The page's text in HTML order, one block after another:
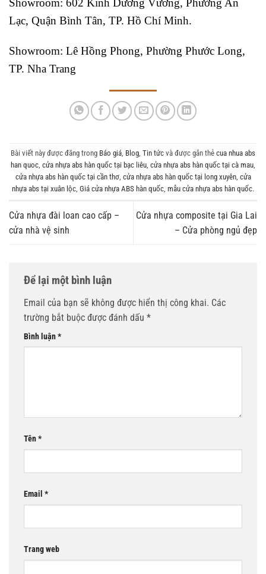
Showroom: 602 Kinh Dương Vương, Phường An
Lạc, Quận Bình Tân, TP. Hồ Chí Minh.
Showroom: Lê Hồng Phong, Phường Phước Long,
TP. Nha Trang
Bài viết này được đăng trong Báo giá Blog Tin tức và được gắn thẻ cua nhua abs
han quoc cửa nhựa abs hàn quốc tại bạc liêu cửa nhựa abs hàn quốc tại cà mau
cửa nhựa abs hàn quốc tại cần thơ, cửa nhựa abs hàn quốc tại long xuyên, cửa
nhựa abs tại xuân lộc Giá cửa nhựa ABS hàn quốc mẫu cửa nhựa abs hàn quốc.
Cửa nhựa đài loan cao cấp –
cửa nhà vệ sinh
Cửa nhựa composite tại Gia Lai
– Cửa phòng ngủ đẹp
Để lại một bình luận
Email của bạn sẽ không được hiển thị công khai. Các
trường bắt buộc được đánh dấu *
Bình luận*
Tên*
Email *
Trang web